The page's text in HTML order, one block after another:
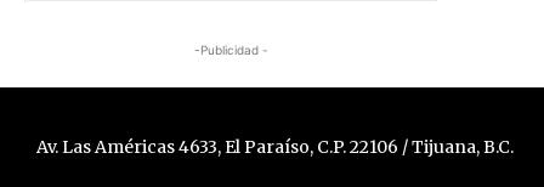
-Publicidad -
Av. Las Américas 4633, El Paraíso, C.P. 22106 / Tijuana, B.C.